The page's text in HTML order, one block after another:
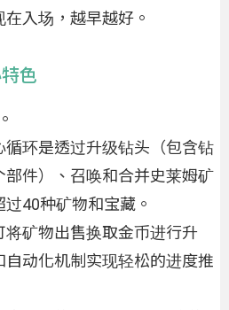
入场，越早越好。
色
环是透过升级钻头（包含钻
件）、召唤和合并史莱姆矿
40种矿物和宝藏。
矿物出售换取金币进行升
动化机制实现轻松的进度推